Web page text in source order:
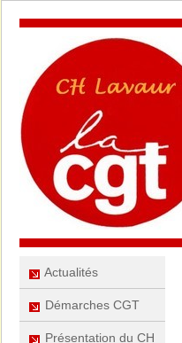
Actualités
Démarches CGT
Présentation du CH